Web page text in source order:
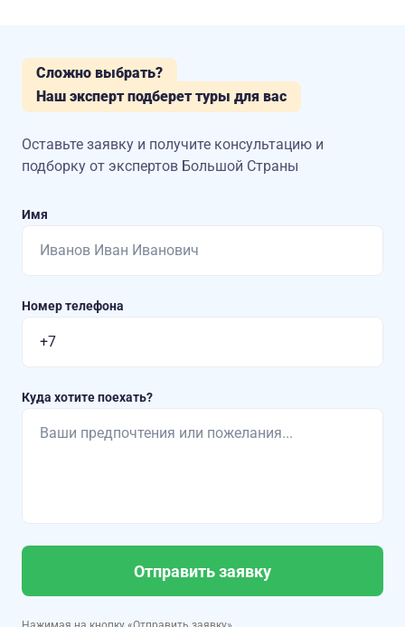
Сложно выбрать?
Наш эксперт подберет туры для вас
Оставьте заявку и получите консультацию и
подборку от экспертов Большой Страны
Имя
Номер телефона
Куда хотите поехать?
Отправить заявку